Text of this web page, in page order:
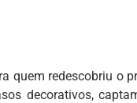
quem redescobriu o
decorativos,